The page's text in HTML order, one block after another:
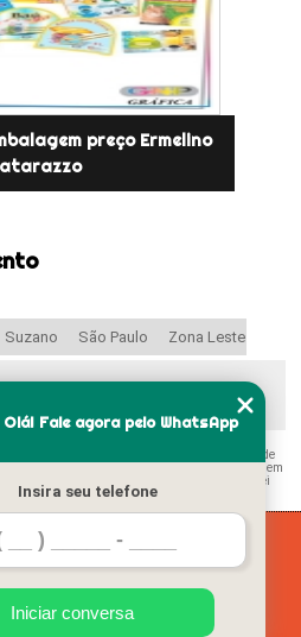
preço Ermelino
Suzano São Paulo Zona Leste
para Embalagem Parque São Rafael
" é de
total, mesmo citando nossos links, é proibida sem
direito autoral – artigo 184 do Código Penal –
Lei
Santana
Empresa
Missão
Olá! Fale agora pelo WhatsApp
Insira seu telefone
Iniciar conversa